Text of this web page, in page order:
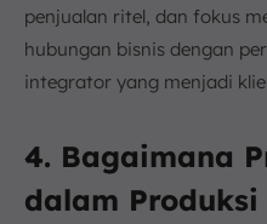
penjualan ritel, dan fokus
hubungan bisnis dengan
integrator yang menjadi
4. Bagaimana
dalam